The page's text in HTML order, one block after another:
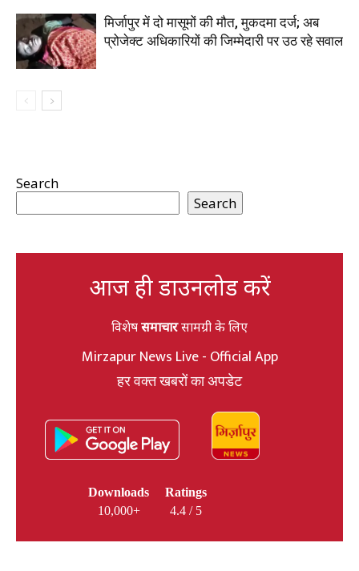
मिर्जापुर में दो मासूमों की मौत, मुकदमा दर्ज; अब
प्रोजेक्ट अधिकारियों की जिम्मेदारी पर उठ रहे सवाल
Search
Search
आज ही डाउनलोड करें
विशेषसमाचारसामग्री के लिए
Mirzapur News Live - Official App
हर वक्त खबरों का अपडेट
Downloads
10,000+
Ratings
4.4 / 5